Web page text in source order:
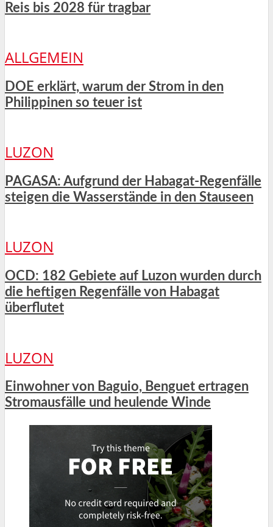
Reis bis 2028 für tragbar
ALLGEMEIN
DOE erklärt, warum der Strom in den
Philippinen so teuer ist
LUZON
PAGASA: Aufgrund der Habagat-Regenfälle
steigen die Wasserstände in den Stauseen
LUZON
OCD: 182 Gebiete auf Luzon wurden durch
die heftigen Regenfälle von Habagat
überflutet
LUZON
Einwohner von Baguio, Benguet ertragen
Stromausfälle und heulende Winde